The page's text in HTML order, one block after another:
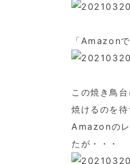
「Amazon
この焼き鳥
焼けるのを待
Amazonのレ
たが・・・